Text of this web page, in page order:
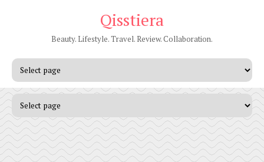
Qisstiera
Beauty. Lifestyle. Travel. Review. Collaboration.